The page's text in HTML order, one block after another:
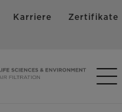
Karriere Zertifikate